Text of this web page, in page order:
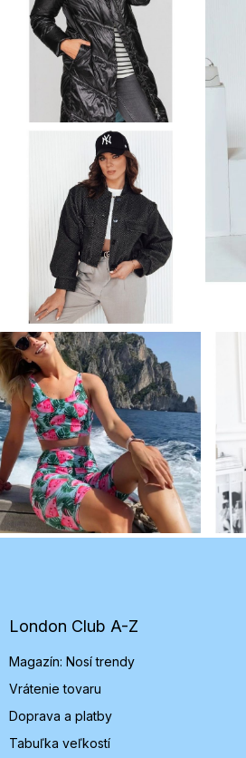
e
London Club A-Z
Magazín: Nosí trendy
Vrátenie tovaru
Doprava a platby
Tabuľka veľkostí